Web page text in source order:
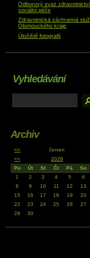
Odborový svaz
sociální péče
Zdravotnická záchranná
Olomouckého kraje
Úložiště fotografií
Vyhledávání
Archiv
<< červen
<<
2026
Po
Út St Čt Pá So
1
2 3 4 5 6
8
9 10 11 12 13
15
16 17 18 19 20
22
23 24 25 26 27
29
30